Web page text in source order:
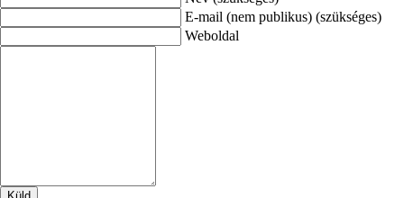
E-mail (nem publikus) (szükséges)
Weboldal